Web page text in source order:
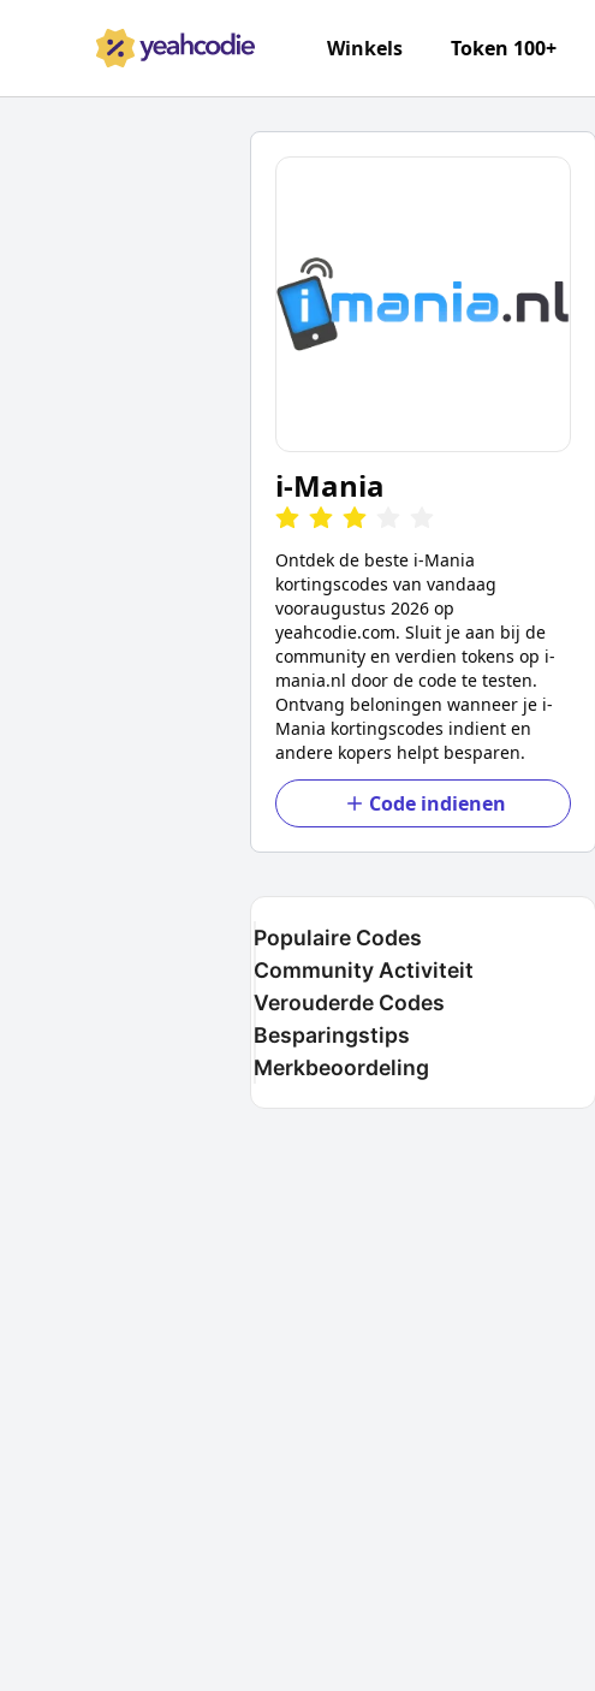
Winkels Token 100+
i-Mania
Ontdek de beste i-Mania
kortingscodes van vandaag
vooraugustus 2026 op
yeahcodie.com. Sluit je aan bij de
community en verdien tokens op i-
mania.nl door de code te testen.
Ontvang beloningen wanneer je i-
Mania kortingscodes indient en
andere kopers helpt besparen.
Code indienen
Populaire Codes
Community Activiteit
Verouderde Codes
Besparingstips
Merkbeoordeling